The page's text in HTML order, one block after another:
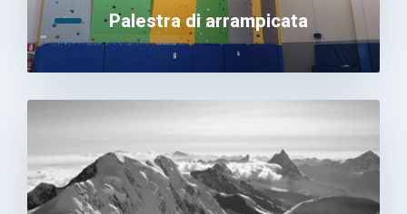
Palestra di arrampicata